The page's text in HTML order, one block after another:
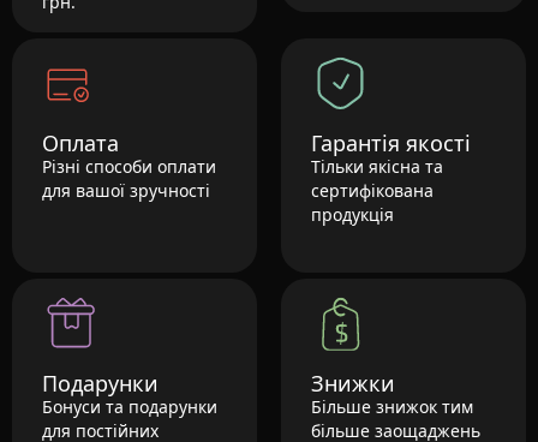
Оплата
Різні способи оплати
для вашої зручності
Гарантія якості
Тільки якісна та
сертифікована
продукція
Подарунки
Бонуси та подарунки
для постійних
Знижки
Більше знижок тим
більше заощаджень